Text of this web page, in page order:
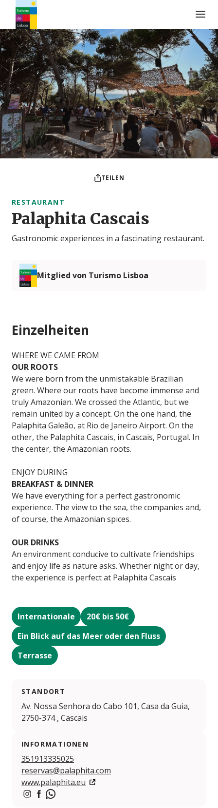
Turismo de Lisboa Logo
TEILEN
RESTAURANT
Palaphita Cascais
Gastronomic experiences in a fascinating restaurant.
Mitglied von Turismo Lisboa
Einzelheiten
WHERE WE CAME FROM
OUR ROOTS
We were born from the unmistakable Brazilian
green. Where our roots have become immense and
truly Amazonian. We crossed the Atlantic, but we
remain united by a concept. On the one hand, the
Palaphita Galeão, at Rio de Janeiro Airport. On the
other, the Palaphita Cascais, in Cascais, Portugal. In
the center, the Amazonian roots.
ENJOY DURING
BREAKFAST & DINNER
We have everything for a perfect gastronomic
experience. The view to the sea, the companies and,
of course, the Amazonian spices.
OUR DRINKS
An environment conducive to cultivate friendships
and enjoy life as nature asks. Whether night or day,
the experience is perfect at Palaphita Cascais
Internationale
20€ bis 50€
Ein Blick auf das Meer oder den Fluss
Terrasse
STANDORT
Av. Nossa Senhora do Cabo 101, Casa da Guia,
2750-374 , Cascais
INFORMATIONEN
351913335025
reservas@palaphita.com
www.palaphita.eu